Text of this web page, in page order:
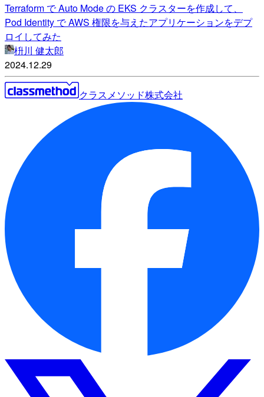
Terraform で Auto Mode の EKS クラスターを作成して、
Pod Identity で AWS 権限を与えたアプリケーションをデプ
ロイしてみた
枡川 健太郎
2024.12.29
クラスメソッド株式会社